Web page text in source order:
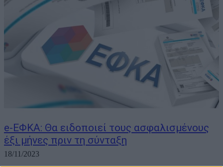
e-ΕΦΚΑ: Θα ειδοποιεί τους ασφαλισμένους
έξι μήνες πριν τη σύνταξη
18/11/2023